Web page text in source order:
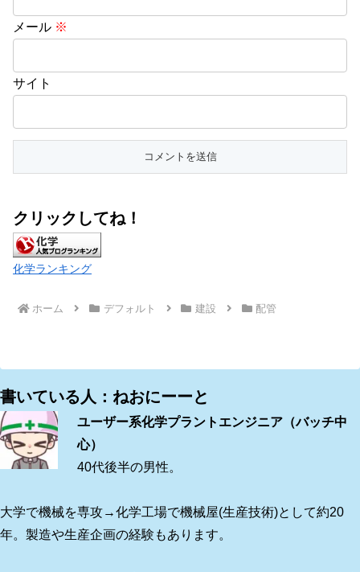
メール ※
サイト
クリックしてね！
化学ランキング
ホーム デフォルト 建設 配管
書いている人：ねおにーーと
ユーザー系化学プラントエンジニア（バッチ中
心）
40代後半の男性。
大学で機械を専攻→化学工場で機械屋(生産技術)として約20
年。製造や生産企画の経験もあります。